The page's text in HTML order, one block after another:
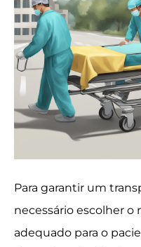
Para garantir um
necessário escolher
adequado para o